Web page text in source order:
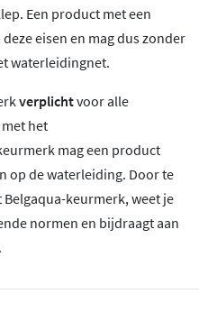
Een product met een
eisen en mag dus zonder
waterleidingnet.
verplichtvoor alle
het
mag een product
op de waterleiding. Door te
keurmerk, weet je
normen en bijdraagt aan